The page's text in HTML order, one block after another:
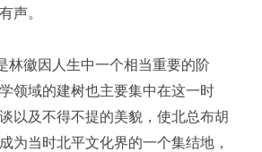
声。
徽因人生中一个相当重要的阶
领域的建树也主要集中在这一时
以及不得不提的美貌，使北总布胡
为当时北平文化界的一个集结地，